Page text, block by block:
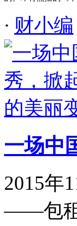
· 财小编
一场中
2015年
——包租